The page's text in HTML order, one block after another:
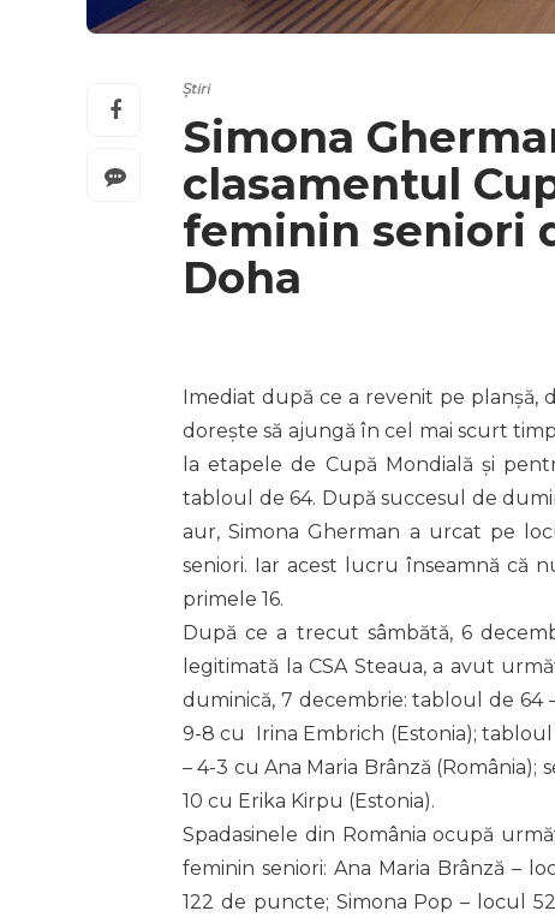
Știri
Simona
clasamentul
feminin seniori
Doha
Imediat după ce a revenit pe planșă,
dorește să ajungă în cel mai scurt
la etapele de Cupă Mondială și
tabloul de 64. După succesul de
aur, Simona Gherman a urcat pe
seniori. Iar acest lucru înseamnă că
primele 16.
După ce a trecut sâmbătă, 6
legitimată la CSA Steaua, a avut
duminică, 7 decembrie: tabloul de 64
9-8 cu Irina Embrich (Estonia);
– 4-3 cu Ana Maria Brânză (România);
10 cu Erika Kirpu (Estonia).
Spadasinele din România ocupă
feminin seniori: Ana Maria Brânză –
122 de puncte; Simona Pop – locul